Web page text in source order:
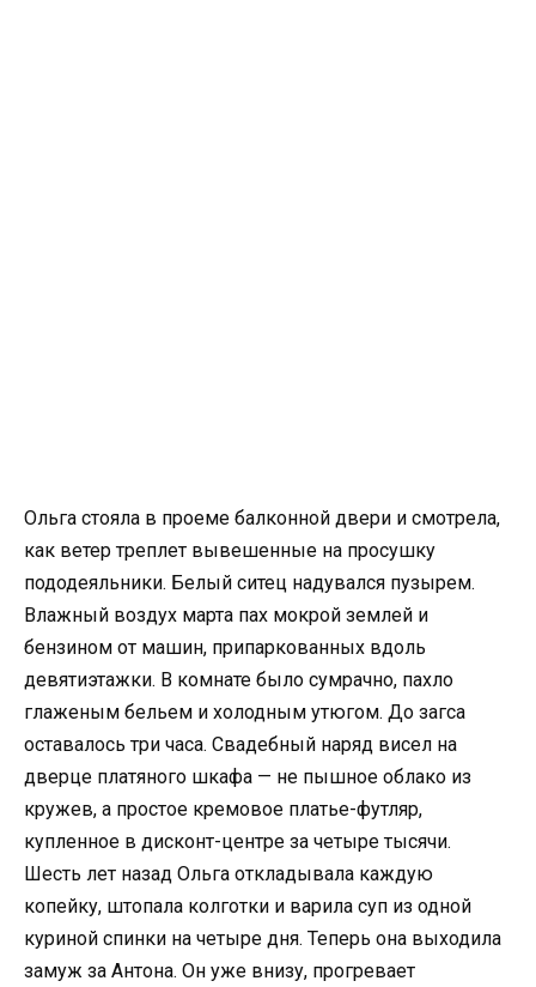
Ольга стояла в проеме балконной двери и смотрела,
как ветер треплет вывешенные на просушку
пододеяльники. Белый ситец надувался пузырем.
Влажный воздух марта пах мокрой землей и
бензином от машин, припаркованных вдоль
девятиэтажки. В комнате было сумрачно, пахло
глаженым бельем и холодным утюгом. До загса
оставалось три часа. Свадебный наряд висел на
дверце платяного шкафа — не пышное облако из
кружев, а простое кремовое платье-футляр,
купленное в дисконт-центре за четыре тысячи.
Шесть лет назад Ольга откладывала каждую
копейку, штопала колготки и варила суп из одной
куриной спинки на четыре дня. Теперь она выходила
замуж за Антона. Он уже внизу, прогревает